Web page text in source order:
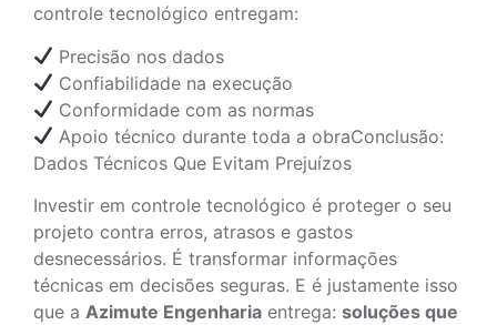
controle tecnológico entregam:
Precisão nos dados
Confiabilidade na execução
Conformidade com as normas
Apoio técnico durante toda a obraConclusão:
Dados Técnicos Que Evitam Prejuízos
Investir em controle tecnológico é proteger o seu
projeto contra erros, atrasos e gastos
desnecessários. É transformar informações
técnicas em decisões seguras. E é justamente isso
que a Azimute Engenharia entrega: soluções que